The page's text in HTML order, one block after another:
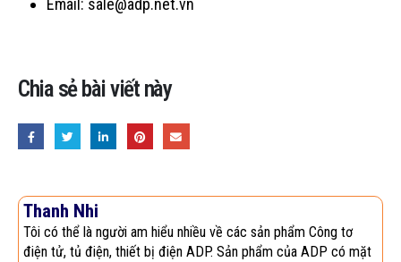
Email: sale@adp.net.vn
Chia sẻ bài viết này
Thanh Nhi
Tôi có thể là người am hiểu nhiều về các sản phẩm Công tơ
điện tử, tủ điện, thiết bị điện ADP. Sản phẩm của ADP có mặt